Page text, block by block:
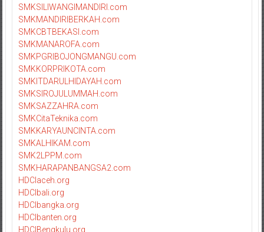
SMKSILIWANGIMANDIRI.com
SMKMANDIRIBERKAH.com
SMKCBTBEKASI.com
SMKMANAROFA.com
SMKPGRIBOJONGMANGU.com
SMKKORPRIKOTA.com
SMKITDARULHIDAYAH.com
SMKSIROJULUMMAH.com
SMKSAZZAHRA.com
SMKCitaTeknika.com
SMKKARYAUNCINTA.com
SMKALHIKAM.com
SMK2LPPM.com
SMKHARAPANBANGSA2.com
HDCIaceh.org
HDCIbali.org
HDCIbangka.org
HDCIbanten.org
HDCIBengkulu.org